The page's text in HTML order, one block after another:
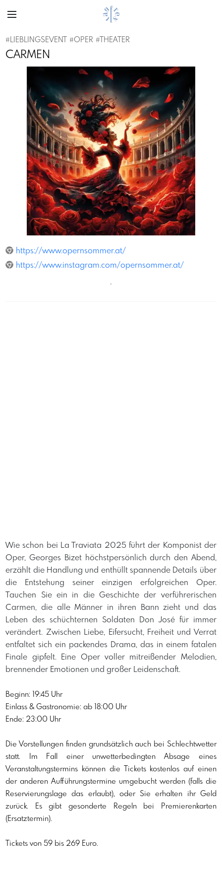
#LIEBLINGSEVENT #OPER # THEATER
CARMEN
Previous Next
https://www.opernsommer.at/
https://www.instagram.com/opernsommer.at/
´
Wie schon bei La Traviata 2025 führt der Komponist der
Oper, Georges Bizet höchstpersönlich durch den Abend,
erzählt die Handlung und enthüllt spannende Details über
die Entstehung seiner einzigen erfolgreichen Oper.
Tauchen Sie ein in die Geschichte der verführerischen
Carmen, die alle Männer in ihren Bann zieht und das
Leben des schüchternen Soldaten Don José für immer
verändert. Zwischen Liebe, Eifersucht, Freiheit und Verrat
entfaltet sich ein packendes Drama, das in einem fatalen
Finale gipfelt. Eine Oper voller mitreißender Melodien,
brennender Emotionen und großer Leidenschaft.
Beginn: 19:45 Uhr
Einlass & Gastronomie: ab 18:00 Uhr
Ende: 23:00 Uhr
Die Vorstellungen finden grundsätzlich auch bei Schlechtwetter
statt. Im Fall einer unwetterbedingten Absage eines
Veranstaltungstermins können die Tickets kostenlos auf einen
der anderen Aufführungstermine umgebucht werden (falls die
Reservierungslage das erlaubt), oder Sie erhalten ihr Geld
zurück. Es gibt gesonderte Regeln bei Premierenkarten
(Ersatztermin).
Tickets von 59 bis 269 Euro.